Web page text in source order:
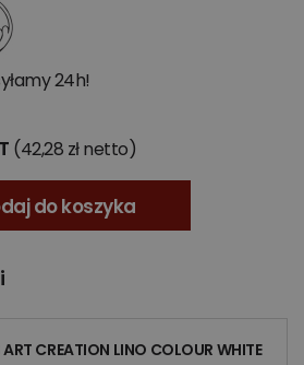
24h!
(42,28 zł netto)
do koszyka
ART CREATION LINO COLOUR WHITE